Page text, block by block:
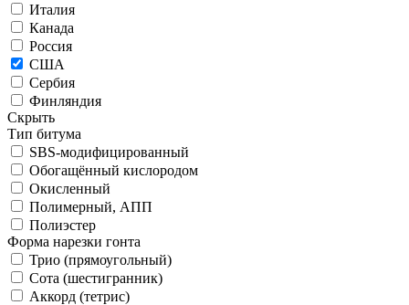
Италия
Канада
Россия
США
Сербия
Финляндия
Скрыть
Тип битума
SBS-модифицированный
Обогащённый кислородом
Окисленный
Полимерный, АПП
Полиэстер
Форма нарезки гонта
Трио (прямоугольный)
Сота (шестигранник)
Аккорд (тетрис)